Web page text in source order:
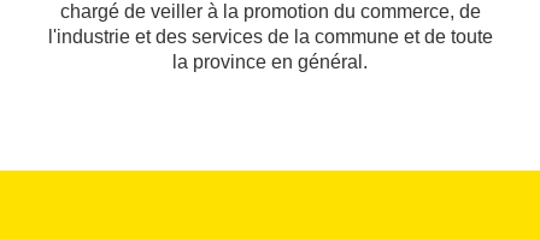
chargé de veiller à la promotion du commerce, de
l'industrie et des services de la commune et de toute
la province en général.